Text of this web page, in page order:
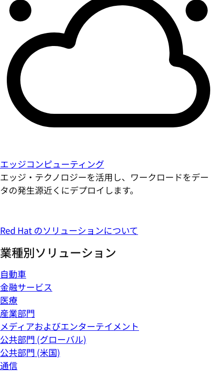
エッジコンピューティング
エッジ・テクノロジーを活用し、ワークロードをデー
タの発生源近くにデプロイします。
Red Hat のソリューションについて
業種別ソリューション
自動車
金融サービス
医療
産業部門
メディアおよびエンターテイメント
公共部門 (グローバル)
公共部門 (米国)
通信